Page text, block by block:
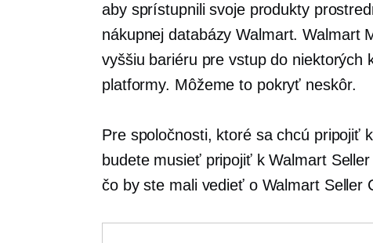
aby sprístupnili svoje produkty
nákupnej databázy Walmart. Walmart
vyššiu bariéru pre vstup do niektorých
platformy. Môžeme to pokryť neskôr.
Pre spoločnosti, ktoré sa chcú pripojiť
budete musieť pripojiť k Walmart
čo by ste mali vedieť o Walmart Seller